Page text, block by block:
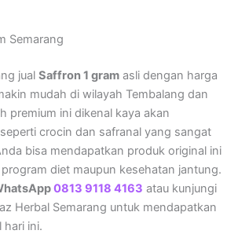
Semarang
jual Saffron 1 gram asli dengan harga
mudah di wilayah Tembalang dan
premium ini dikenal kaya akan
crocin dan safranal yang sangat
bisa mendapatkan produk original ini
diet maupun kesehatan jantung.
0813 9118 4163 atau kunjungi
Herbal Semarang untuk mendapatkan
hari ini.